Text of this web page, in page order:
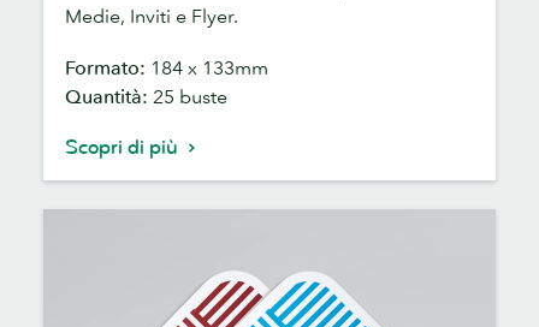
Medie, Inviti e Flyer.
Formato: 184 x 133mm
Quantità: 25 buste
Scopri di più